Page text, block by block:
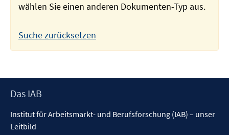
wählen Sie einen anderen Dokumenten-Typ aus.
Suche zurücksetzen
Footer
Das IAB
Institut für Arbeitsmarkt- und Berufsforschung (IAB) – unser
Leitbild